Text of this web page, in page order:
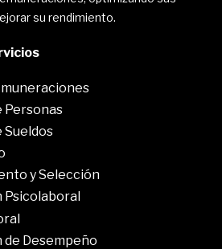
su rendimiento.
Personas
Sueldos
y Selección
Psicolaboral
de Desempeño